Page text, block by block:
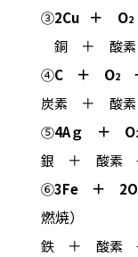
③2Cu ＋ O2
銅 ＋ 酸
④C ＋ O2
炭素 ＋ 酸
⑤4Aｇ ＋ O
銀 ＋ 酸素
⑥3Fe ＋ 2O
燃焼）
鉄 ＋ 酸素